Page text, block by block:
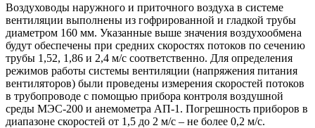
Воздуховоды наружного и приточного воздуха в системе
вентиляции выполнены из гофрированной и гладкой трубы
диаметром 160 мм. Указанные выше значения воздухообмена
будут обеспечены при средних скоростях потоков по сечению
трубы 1,52, 1,86 и 2,4 м/с соответственно. Для определения
режимов работы системы вентиляции (напряжения питания
вентиляторов) были проведены измерения скоростей потоков
в трубопроводе с помощью прибора контроля воздушной
среды МЭС-200 и анемометра АП-1. Погрешность приборов в
диапазоне скоростей от 1,5 до 2 м/с – не более 0,2 м/с.